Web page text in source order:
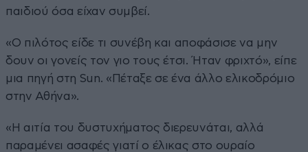
παιδιού όσα είχαν συμβεί.
«Ο πιλότος είδε τι συνέβη και αποφάσισε να μην
δουν οι γονείς τον γιο τους έτσι. Ήταν φριχτό», είπε
μια πηγή στη Sun. «Πέταξε σε ένα άλλο ελικοδρόμιο
στην Αθήνα».
«Η αιτία του δυστυχήματος διερευνάται, αλλά
παραμένει ασαφές γιατί ο έλικας στο ουραίο